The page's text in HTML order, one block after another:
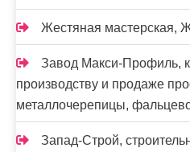
Жестяная мастерская,
Завод Макси-Профиль,
производству и продаже
металлочерепицы,
Запад-Строй,